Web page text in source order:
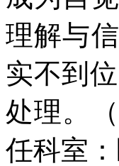
理解与
实不到
处理。
任科室